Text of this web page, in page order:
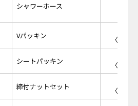
シャワーホース
Vパッキン
〈税抜
シートパッキン
〈税抜
締付ナットセット
〈税抜